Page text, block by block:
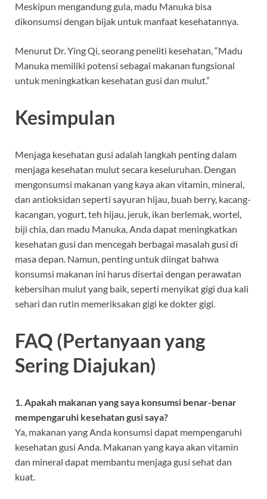
Meskipun mengandung gula, madu Manuka bisa
dikonsumsi dengan bijak untuk manfaat kesehatannya.
Menurut Dr. Ying Qi, seorang peneliti kesehatan, “Madu
Manuka memiliki potensi sebagai makanan fungsional
untuk meningkatkan kesehatan gusi dan mulut.”
Kesimpulan
Menjaga kesehatan gusi adalah langkah penting dalam
menjaga kesehatan mulut secara keseluruhan. Dengan
mengonsumsi makanan yang kaya akan vitamin, mineral,
dan antioksidan seperti sayuran hijau, buah berry, kacang-
kacangan, yogurt, teh hijau, jeruk, ikan berlemak, wortel,
biji chia, dan madu Manuka, Anda dapat meningkatkan
kesehatan gusi dan mencegah berbagai masalah gusi di
masa depan. Namun, penting untuk diingat bahwa
konsumsi makanan ini harus disertai dengan perawatan
kebersihan mulut yang baik, seperti menyikat gigi dua kali
sehari dan rutin memeriksakan gigi ke dokter gigi.
FAQ (Pertanyaan yang
Sering Diajukan)
1. Apakah makanan yang saya konsumsi benar-benar
mempengaruhi kesehatan gusi saya?
Ya, makanan yang Anda konsumsi dapat mempengaruhi
kesehatan gusi Anda. Makanan yang kaya akan vitamin
dan mineral dapat membantu menjaga gusi sehat dan
kuat.